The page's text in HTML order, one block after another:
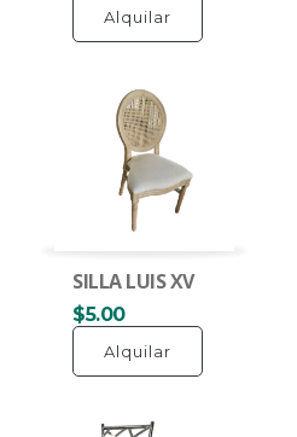
Alquilar
SILLA LUIS XV
$5.00
Alquilar